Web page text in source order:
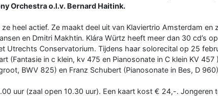
Orchestra o.l.v. Bernard Haitink.
heel actief. Ze maakt deel uit van Klaviertrio Amsterdam en
en Dmitri Makhtin. Klára Würtz heeft meer dan 30 cd’s
Utrechts Conservatorium. Tijdens haar solorecital op 25
(Fantasie in c klein, kv 475 en Pianosonate in C klein KV 457
BWV 825) en Franz Schubert (Pianosonate in Bes, D
uur (zaal open 10.30 uur). Een kaart kost € 24,-. Jongeren